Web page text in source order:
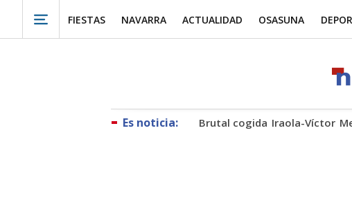
Brutal cogida Iraola-Víctor
FIESTAS NAVARRA ACTUALIDAD OSASUNA